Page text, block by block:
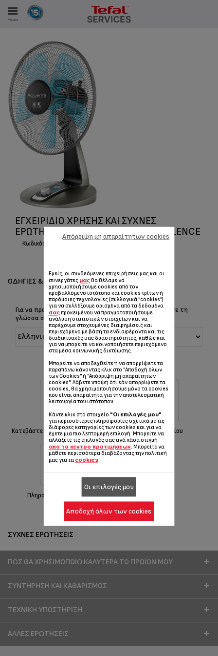
Μενού
ΜΑΣ
ΕΓΧΕΙΡΊΔΙΟ ΧΡΉΣΗΣ ΚΑΙ ΣΥΧΝΈΣ
ΕΡΩΤΉΣΕΙΣ/ ΑΠΑΝΤΉΣΕΙΣ TURBO SILENCE
Κωδικός :
ΟΔΗΓΊΕΣ & ΕΓΧΕΙΡΊΔΙΑ
Για να προβάλετε τις Οδηγίες & το Εγχειρίδιο, επιλέξτε τη
γλώσσα σας:
Κατεβάστε τις οδηγίες ασφαλείας Λήψη εγχειριδίου
Πληροφορίες εγγύησης
ΣΥΧΝΈΣ ΕΡΩΤΉΣΕΙΣ
ΠΏΣ ΘΑ ΧΡΗΣΙΜΟΠΟΙΏ ΚΑΛΎΤΕΡΑ ΤΟ ΠΡΟΪΌΝ ΜΟΥ
ΣΥΝΤΉΡΗΣΗ ΚΑΙ ΚΑΘΑΡΙΣΜΌΣ
ΤΕΧΝΙΚΉ ΥΠΟΣΤΉΡΙΞΗ
ΆΛΛΕΣ ΕΡΩΤΉΣΕΙΣ
Εμείς, οι συνδεόμενες επιχειρήσεις μας και οι
συνεργάτες μαςθα θέλαμε να
χρησιμοποιήσουμε cookies από τον
προβαλλόμενο ιστότοπο και cookies τρίτων ή
παρόμοιες τεχνολογίες (συλλογικά "cookies")
για να συλλέξουμε ορισμένα από τα δεδομένα
σαςπροκειμένου να πραγματοποιήσουμε
ανάλυση στατιστικών στοιχείων και να
παρέχουμε στοχευμένες διαφημίσεις και
περιεχόμενο με βάση τα ενδιαφέροντα και τις
διαδικτυακές σας δραστηριότητες, καθώς και
για να μπορείτε να κοινοποιήσετε περιεχόμενο
στα μέσα κοινωνικής δικτύωσης.
Μπορείτε να αποδεχθείτε ή να απορρίψετε τα
παραπάνω κάνοντας κλικ στο "Αποδοχή όλων
των Cookies" ή "Απόρριψη μη απαραίτητων
cookies". Λάβετε υπόψη ότι εάν απορρίψετε τα
cookies, θα χρησιμοποιήσουμε μόνο τα cookies
που είναι απαραίτητα για την αποτελεσματική
λειτουργία του ιστότοπου.
Κάντε κλικ στο στοιχείο "Οι επιλογές μου"
για περισσότερες πληροφορίες σχετικά με τις
διάφορες κατηγορίες των cookies και για να
έχετε μια πιο λεπτομερή επιλογή. Μπορείτε να
αλλάξετε τις επιλογές σας ανά πάσα στιγμή
από το κέντρο προτιμήσεων. Μπορείτε να
μάθετε περισσότερα διαβάζοντας την πολιτική
μας για τα cookies.
Απόρριψη μη απαραίτητων cookies
Οι επιλογές μου
Αποδοχή όλων των cookies